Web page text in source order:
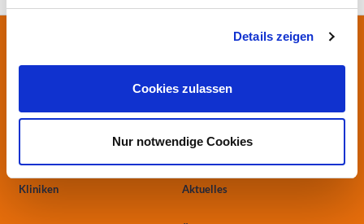
Details zeigen
Cookies zulassen
Nur notwendige Cookies
Leipziger Straße 24
0531.699-0
Kliniken Aktuelles